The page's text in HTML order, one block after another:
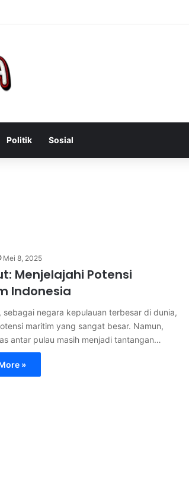
Power Syndrome Setelah Pensiun Kerja
Politik Sosial
Mei 8, 2025
Menjelajahi Potensi
Indonesia
sebagai negara kepulauan terbesar di dunia,
maritim yang sangat besar. Namun,
antar pulau masih menjadi tantangan…
»